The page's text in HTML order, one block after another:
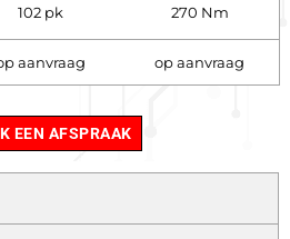
102 pk 270 Nm
aanvraag op aanvraag
EEN AFSPRAAK